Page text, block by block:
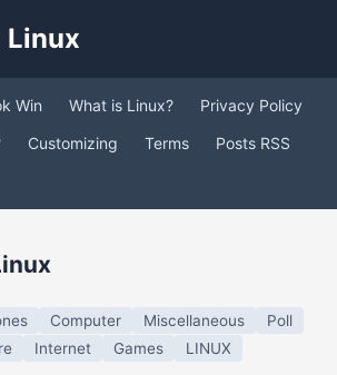
Linux
Win What is Linux?
Privacy Policy
Customizing Terms
Posts RSS
Computer Miscellaneous
Poll
Internet Games LINUX